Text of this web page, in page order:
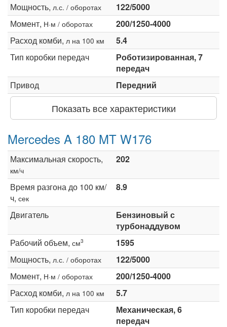
Мощность, л.с. / оборотах
122/5000
Момент, Н·м / оборотах
200/1250-4000
Расход комби, л на 100 км
5.4
Тип коробки передач
Роботизированная, 7
передач
Привод
Передний
Показать все характеристики
Mercedes A 180 MT W176
Максимальная скорость,
км/ч
202
Время разгона до 100 км/
ч, сек
8.9
Двигатель
Бензиновый с
турбонаддувом
Рабочий объем, см3
1595
Мощность, л.с. / оборотах
122/5000
Момент, Н·м / оборотах
200/1250-4000
Расход комби, л на 100 км
5.7
Тип коробки передач
Механическая, 6
передач